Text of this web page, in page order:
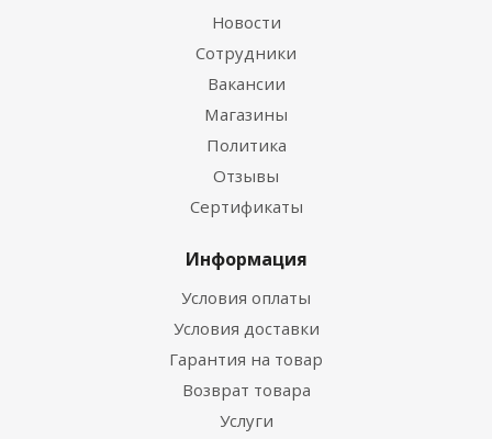
Новости
Сотрудники
Вакансии
Магазины
Политика
Отзывы
Сертификаты
Информация
Условия оплаты
Условия доставки
Гарантия на товар
Возврат товара
Услуги